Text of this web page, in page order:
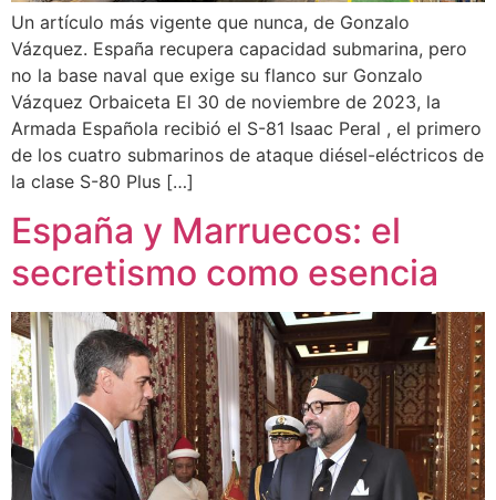
Un artículo más vigente que nunca, de Gonzalo
Vázquez. España recupera capacidad submarina, pero
no la base naval que exige su flanco sur Gonzalo
Vázquez Orbaiceta El 30 de noviembre de 2023, la
Armada Española recibió el S-81 Isaac Peral , el primero
de los cuatro submarinos de ataque diésel-eléctricos de
la clase S-80 Plus […]
España y Marruecos: el
secretismo como esencia